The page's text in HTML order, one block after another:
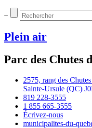
+
Plein air
Parc des Chutes
2575, rang des Chutes
Sainte‑Ursule (QC)
819 228‑3555
1 855 665‑3555
Écrivez‑nous